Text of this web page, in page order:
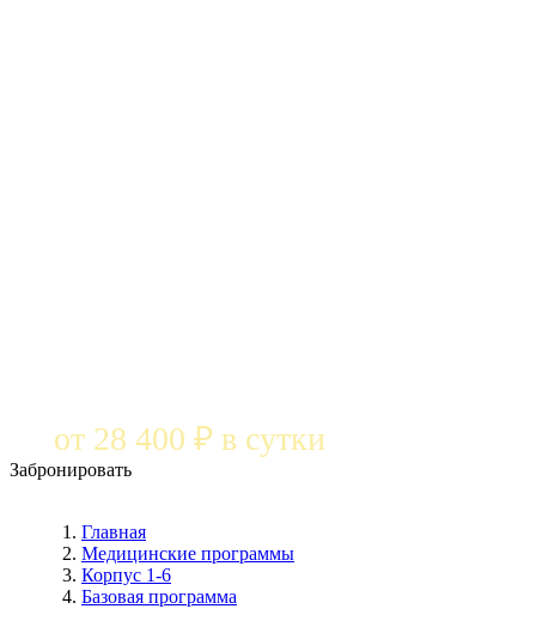
от 28 400 ₽ в сутки
Забронировать
Главная
Медицинские программы
Корпус 1-6
Базовая программа